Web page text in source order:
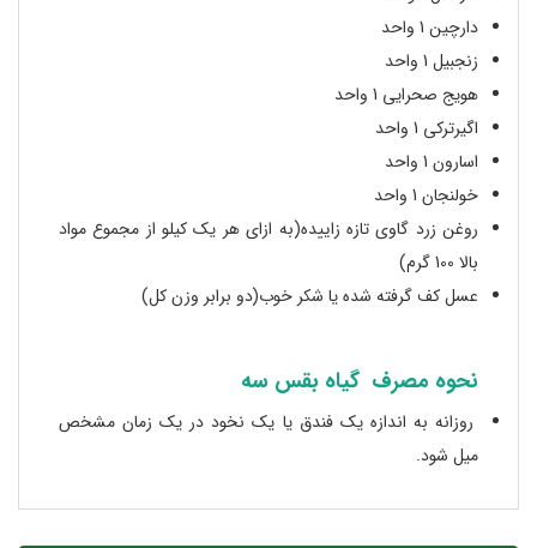
دارچین 1 واحد
زنجبیل 1 واحد
هویج صحرایی 1 واحد
اگیرترکی 1 واحد
اسارون 1 واحد
خولنجان 1 واحد
روغن زرد گاوی تازه زاییده(به ازای هر یک کیلو از مجموع مواد
بالا 100 گرم)
عسل کف گرفته شده یا شکر خوب(دو برابر وزن کل)
نحوه مصرف گیاه بقس سه
روزانه به اندازه یک فندق یا یک نخود در یک زمان مشخص
میل شود.